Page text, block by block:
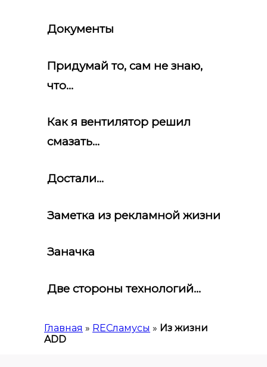
Документы
Придумай то, сам не знаю,
что…
Как я вентилятор решил
смазать…
Достали...
Заметка из рекламной жизни
Заначка
Две стороны технологий...
Главная » RECламусы » Из жизни
ADD